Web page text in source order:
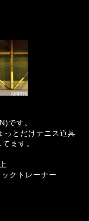
です。
っとだけテニス道具
ます。
クトレーナー